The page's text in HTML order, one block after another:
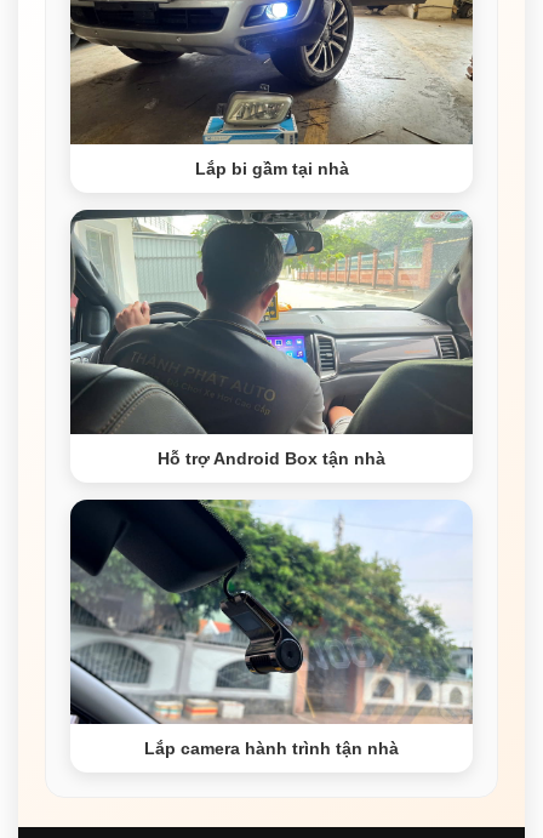
Lắp bi gầm tại nhà
Hỗ trợ Android Box tận nhà
Lắp camera hành trình tận nhà